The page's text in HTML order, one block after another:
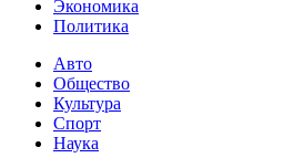
Экономика
Политика
Авто
Общество
Культура
Спорт
Наука